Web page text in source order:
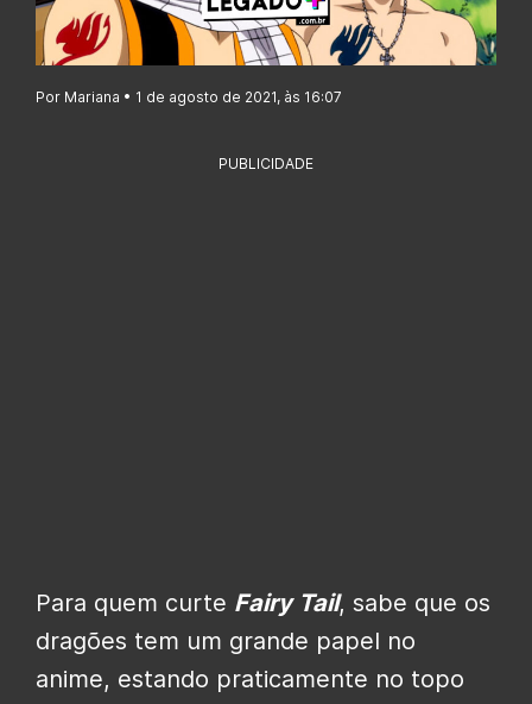
Por Mariana • 1 de agosto de 2021, às 16:07
PUBLICIDADE
Para quem curte Fairy Tail, sabe que os
dragões tem um grande papel no
anime, estando praticamente no topo